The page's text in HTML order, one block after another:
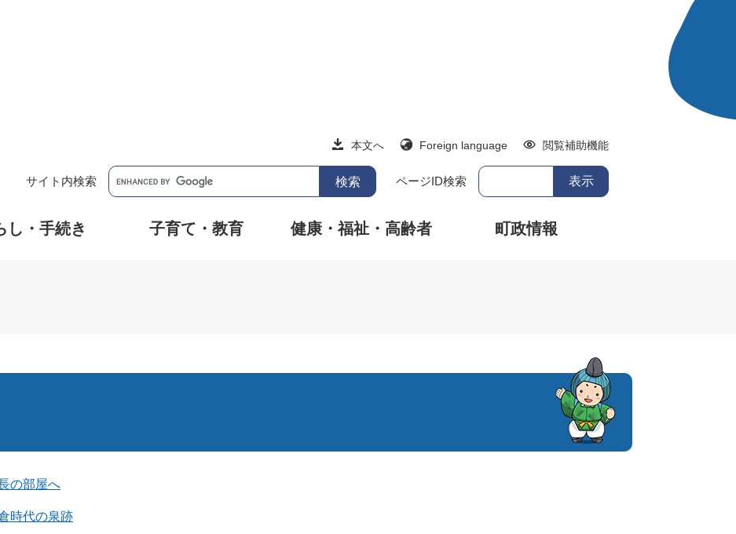
本文へ Foreign language 閲覧補助機能
サイト内検索 ページID検索
し・手続き 子育て・教育 健康・福祉・高齢者 町政情報
の部屋へ
時代の泉跡